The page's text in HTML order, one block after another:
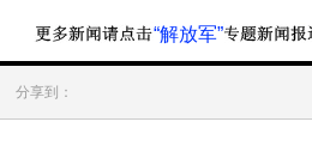
“解放军”
分享到：